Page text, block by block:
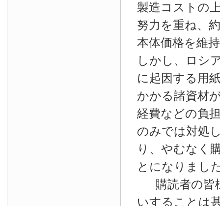
製造コストの
努力を重ね、
本体価格を維
しかし、ロシ
に起因する用
かかる諸資材
経費などの負
のみでは対処
り、やむなく
とになりまし
購読者の皆
いすることは